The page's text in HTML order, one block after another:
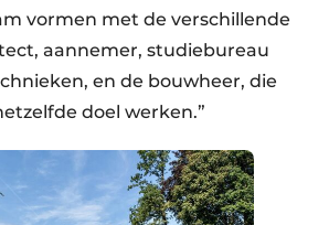
vormen met de verschillende
aannemer, studiebureau
en de bouwheer, die
doel werken.”